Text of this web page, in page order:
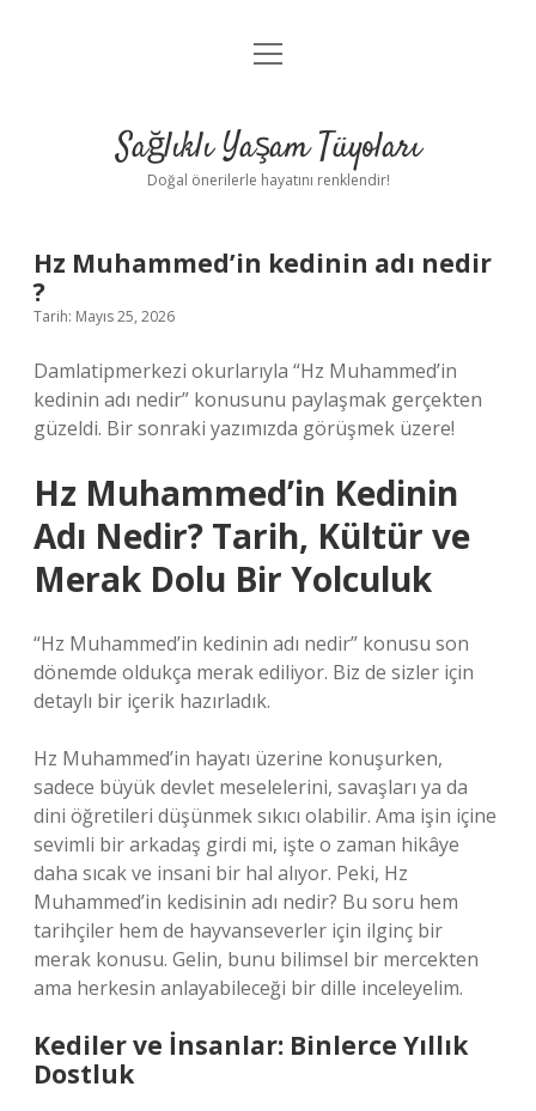
Anasayfa
Yasal Uyarı
menüyü
Sağlıklı Yaşam Tüyoları
Doğal önerilerle hayatını renklendir!
Hz Muhammed’in kedinin adı nedir
?
Tarih: Mayıs 25, 2026
Damlatipmerkezi okurlarıyla “Hz Muhammed’in
kedinin adı nedir” konusunu paylaşmak gerçekten
güzeldi. Bir sonraki yazımızda görüşmek üzere!
Hz Muhammed’in Kedinin
Adı Nedir? Tarih, Kültür ve
Merak Dolu Bir Yolculuk
“Hz Muhammed’in kedinin adı nedir” konusu son
dönemde oldukça merak ediliyor. Biz de sizler için
detaylı bir içerik hazırladık.
Hz Muhammed’in hayatı üzerine konuşurken,
sadece büyük devlet meselelerini, savaşları ya da
dini öğretileri düşünmek sıkıcı olabilir. Ama işin içine
sevimli bir arkadaş girdi mi, işte o zaman hikâye
daha sıcak ve insani bir hal alıyor. Peki, Hz
Muhammed’in kedisinin adı nedir? Bu soru hem
tarihçiler hem de hayvanseverler için ilginç bir
merak konusu. Gelin, bunu bilimsel bir mercekten
ama herkesin anlayabileceği bir dille inceleyelim.
Kediler ve İnsanlar: Binlerce Yıllık
Dostluk